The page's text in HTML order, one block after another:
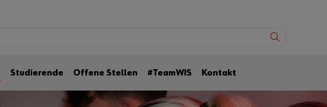
Studierende Offene Stellen #TeamWIS Kontakt